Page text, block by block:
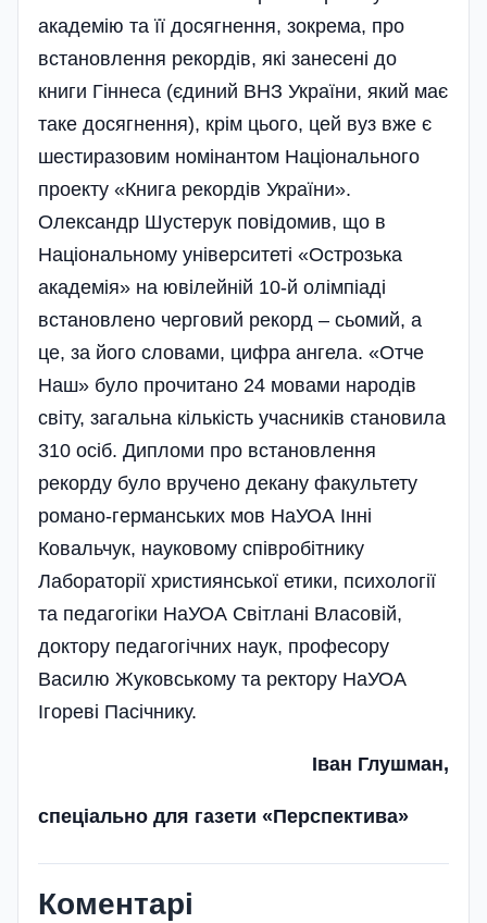
академію та її досягнення, зокрема, про
встановлення рекордів, які занесені до
книги Гіннеса (єдиний ВНЗ України, який має
таке досягнення), крім цього, цей вуз вже є
шестиразовим номінантом Національного
проекту «Книга рекордів України».
Олександр Шустерук повідомив, що в
Національному університеті «Острозька
академія» на ювілейній 10-й олімпіаді
встановлено черговий рекорд – сьомий, а
це, за його словами, цифра ангела. «Отче
Наш» було прочитано 24 мовами народів
світу, загальна кількість учасників становила
310 осіб. Дипломи про встановлення
рекорду було вручено декану факультету
романо-германських мов НаУОА Інні
Ковальчук, науковому співробітнику
Лабораторії християнської етики, психології
та педагогіки НаУОА Світлані Власовій,
доктору педагогічних наук, професору
Василю Жуковському та ректору НаУОА
Ігореві Пасічнику.
Іван Глушман,
спеціально для газети «Перспектива»
Коментарі